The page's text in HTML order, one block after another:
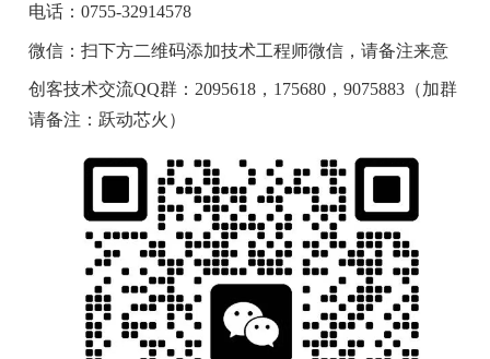
电话：0755-32914578
微信：扫下方二维码添加技术工程师微信，请备注来意
创客技术交流QQ群：2095618，175680，9075883（加群
请备注：跃动芯火）